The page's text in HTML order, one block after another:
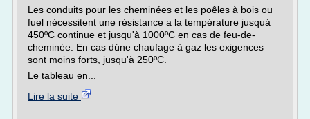
Les conduits pour les cheminées et les poêles à bois ou
fuel nécessitent une résistance a la température jusquá
450ºC continue et jusqu'à 1000ºC en cas de feu-de-
cheminée. En cas dúne chaufage à gaz les exigences
sont moins forts, jusqu'à 250ºC.
Le tableau en...
Lire la suite